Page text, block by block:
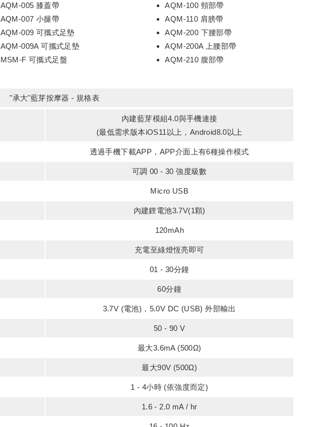
AQM-005 膝蓋帶
AQM-007 小腿帶
AQM-009 可攜式足墊
AQM-009A 可攜式足墊
MSM-F 可攜式足盤
AQM-100 頸部帶
AQM-110 肩膀帶
AQM-200 下腰部帶
AQM-200A 上腰部帶
AQM-210 腹部帶
"承大"藍芽按摩器 - 規格表
內建藍芽模組4.0與手機連接
(最低需求版本iOS11以上，Android8.0以上
透過手機下載APP，APP介面上有6種操作模式
可調 00 - 30 強度級數
Micro USB
內建鋰電池3.7V(1顆)
120mAh
充電至綠燈恆亮即可
01 - 30分鐘
60分鐘
3.7V (電池)，5.0V DC (USB) 外部輸出
50 - 90 V
最大3.6mA (500Ω)
最大90V (500Ω)
1 - 4小時 (依強度而定)
1.6 - 2.0 mA / hr